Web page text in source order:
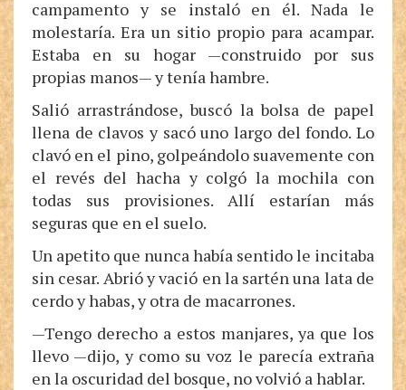
campamento y se instaló en él. Nada le
molestaría. Era un sitio propio para acampar.
Estaba en su hogar —construido por sus
propias manos— y tenía hambre.
Salió arrastrándose, buscó la bolsa de papel
llena de clavos y sacó uno largo del fondo. Lo
clavó en el pino, golpeándolo suavemente con
el revés del hacha y colgó la mochila con
todas sus provisiones. Allí estarían más
seguras que en el suelo.
Un apetito que nunca había sentido le incitaba
sin cesar. Abrió y vació en la sartén una lata de
cerdo y habas, y otra de macarrones.
—Tengo derecho a estos manjares, ya que los
llevo —dijo, y como su voz le parecía extraña
en la oscuridad del bosque, no volvió a hablar.